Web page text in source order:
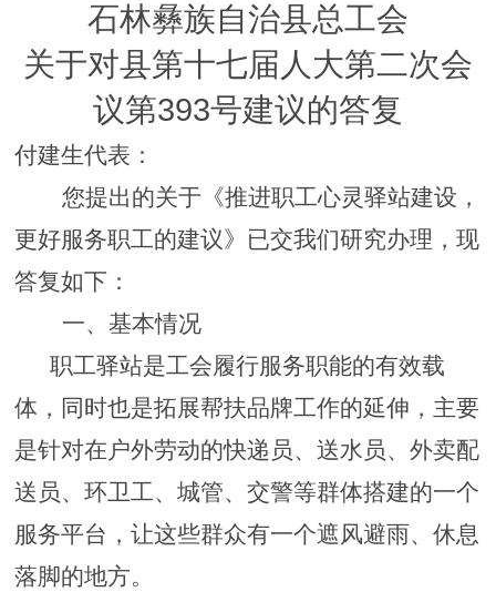
石林彝族自治县总工会
关于对县第十七届人大第二次会
议第393号建议的答复
付建生代表：
您提出的关于《推进职工心灵驿站建设，
更好服务职工的建议》已交我们研究办理，现
答复如下：
一、基本情况
职工驿站是工会履行服务职能的有效载
体，同时也是拓展帮扶品牌工作的延伸，主要
是针对在户外劳动的快递员、送水员、外卖配
送员、环卫工、城管、交警等群体搭建的一个
服务平台，让这些群众有一个遮风避雨、休息
落脚的地方。